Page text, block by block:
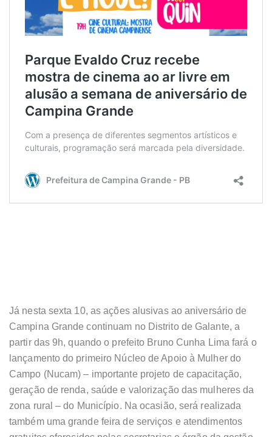
Já nesta sexta 10, as ações alusivas ao aniversário de
Campina Grande continuam no Distrito de Galante, a
partir das 9h, quando o prefeito Bruno Cunha Lima fará o
lançamento do primeiro Núcleo de Apoio à Mulher do
Campo (Nucam) – importante projeto de capacitação,
geração de renda, saúde e valorização das mulheres da
zona rural – do Município. Na ocasião, será realizada
também uma grande feira de serviços e atendimentos